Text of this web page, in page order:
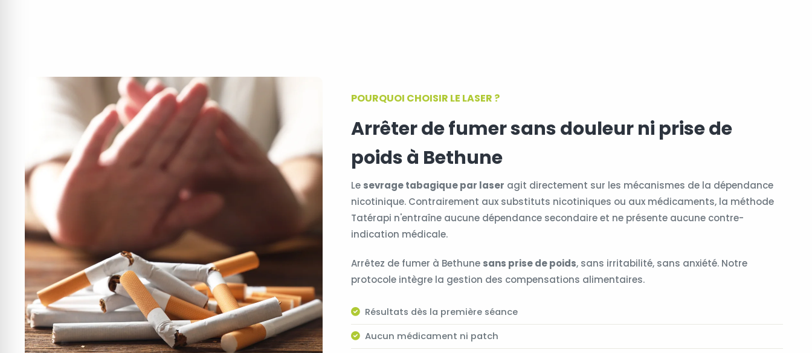
POURQUOI CHOISIR LE LASER ?
Arrêter de fumer sans douleur ni prise de
poids à Bethune
Le sevrage tabagique par laser agit directement sur les mécanismes de la dépendance
nicotinique. Contrairement aux substituts nicotiniques ou aux médicaments, la méthode
Tatérapi n'entraîne aucune dépendance secondaire et ne présente aucune contre-
indication médicale.
Arrêtez de fumer à Bethune sans prise de poids, sans irritabilité, sans anxiété. Notre
protocole intègre la gestion des compensations alimentaires.
Résultats dès la première séance
Aucun médicament ni patch